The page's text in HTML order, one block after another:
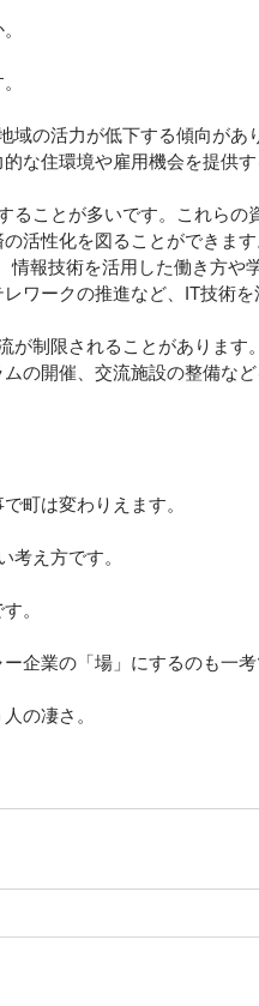
域の活力が低下する傾向があ
な住環境や雇用機会を提供
ることが多いです。これらの
活性化を図ることができます
情報技術を活用した働き方や
ワークの推進など、IT技術
が制限されることがあります
の開催、交流施設の整備など
町は変わりえます。
考え方です。
。
企業の「場」にするのも一考
の凄さ。